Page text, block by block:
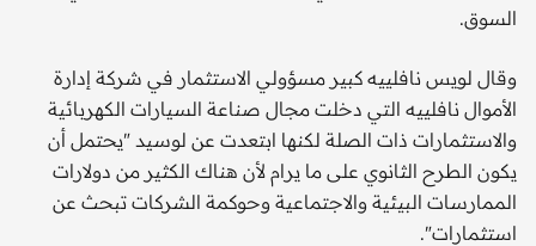
السوق.
وقال لويس نافلييه كبير مسؤولي الاستثمار في شركة إدارة
الأموال نافلييه التي دخلت مجال صناعة السيارات الكهربائية
والاستثمارات ذات الصلة لكنها ابتعدت عن لوسيد "يحتمل أن
يكون الطرح الثانوي على ما يرام لأن هناك الكثير من دولارات
الممارسات البيئية والاجتماعية وحوكمة الشركات تبحث عن
استثمارات".